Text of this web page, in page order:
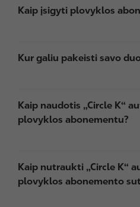
Kaip įsigyti plovyklos
Kur galiu pakeisti savo
Kaip naudotis „Circle K“
plovyklos abonementu?
Kaip nutraukti „Circle K“
plovyklos abonemento